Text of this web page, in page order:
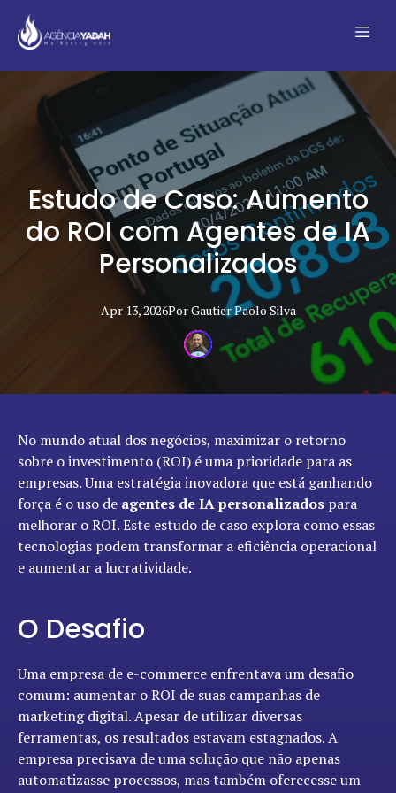
Estudo de Caso: Aumento
do ROI com Agentes de IA
Personalizados
Apr 13, 2026PorGautier Paolo Silva
No mundo atual dos negócios, maximizar o retorno
sobre o investimento (ROI) é uma prioridade para as
empresas. Uma estratégia inovadora que está ganhando
força é o uso de agentes de IA personalizados para
melhorar o ROI. Este estudo de caso explora como essas
tecnologias podem transformar a eficiência operacional
e aumentar a lucratividade.
O Desafio
Uma empresa de e-commerce enfrentava um desafio
comum: aumentar o ROI de suas campanhas de
marketing digital. Apesar de utilizar diversas
ferramentas, os resultados estavam estagnados. A
empresa precisava de uma solução que não apenas
automatizasse processos, mas também oferecesse um